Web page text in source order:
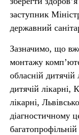
заступник
державний
Зазначимо, що
монтажу
обласній дитячій
дитячій лікарні,
лікарні,
діагностичному